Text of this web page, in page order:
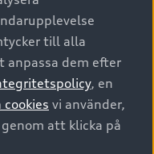
till alla
anpassa dem efter
, en
vi använder,
att klicka på
min bil av detta?
åt föraren under